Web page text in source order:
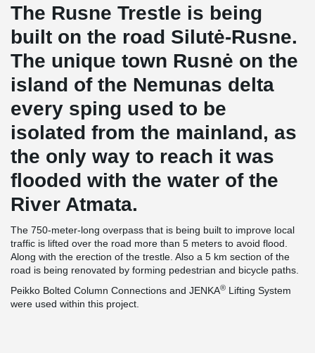
The Rusne Trestle is being
built on the road Silutė-Rusne.
The unique town Rusnė on the
island of the Nemunas delta
every sping used to be
isolated from the mainland, as
the only way to reach it was
flooded with the water of the
River Atmata.
The 750-meter-long overpass that is being built to improve local
traffic is lifted over the road more than 5 meters to avoid flood.
Along with the erection of the trestle. Also a 5 km section of the
road is being renovated by forming pedestrian and bicycle paths.
Peikko Bolted Column Connections and JENKA® Lifting System
were used within this project.